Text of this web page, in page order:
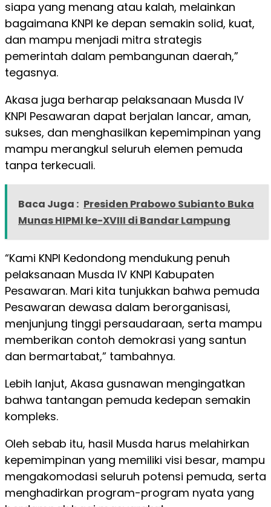
siapa yang menang atau kalah, melainkan
bagaimana KNPI ke depan semakin solid, kuat,
dan mampu menjadi mitra strategis
pemerintah dalam pembangunan daerah,”
tegasnya.
Akasa juga berharap pelaksanaan Musda IV
KNPI Pesawaran dapat berjalan lancar, aman,
sukses, dan menghasilkan kepemimpinan yang
mampu merangkul seluruh elemen pemuda
tanpa terkecuali.
Baca Juga : Presiden Prabowo Subianto Buka
Munas HIPMI ke-XVIII di Bandar Lampung
“Kami KNPI Kedondong mendukung penuh
pelaksanaan Musda IV KNPI Kabupaten
Pesawaran. Mari kita tunjukkan bahwa pemuda
Pesawaran dewasa dalam berorganisasi,
menjunjung tinggi persaudaraan, serta mampu
memberikan contoh demokrasi yang santun
dan bermartabat,” tambahnya.
Lebih lanjut, Akasa gusnawan mengingatkan
bahwa tantangan pemuda kedepan semakin
kompleks.
Oleh sebab itu, hasil Musda harus melahirkan
kepemimpinan yang memiliki visi besar, mampu
mengakomodasi seluruh potensi pemuda, serta
menghadirkan program-program nyata yang